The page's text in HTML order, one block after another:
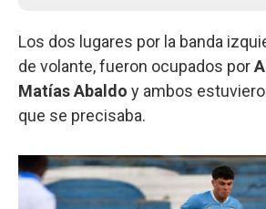
Los dos lugares por la banda
de volante, fueron ocupados por
Matías Abaldo y ambos
que se precisaba.